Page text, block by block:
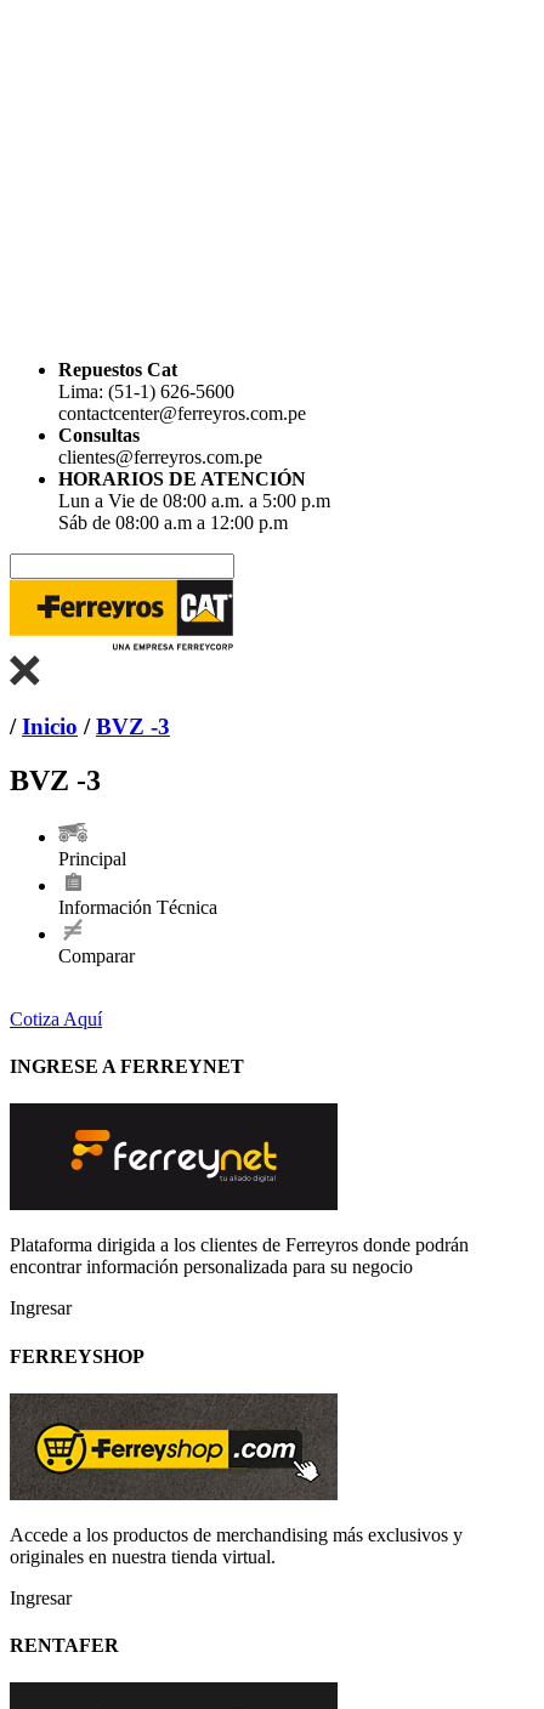
Repuestos Cat
Lima: (51-1) 626-5600
contactcenter@ferreyros.com.pe
Consultas
clientes@ferreyros.com.pe
HORARIOS DE ATENCIÓN
Lun a Vie de 08:00 a.m. a 5:00 p.m
Sáb de 08:00 a.m a 12:00 p.m
/Inicio /BVZ -3
BVZ -3
Principal
Información Técnica
Comparar
Cotiza Aquí
INGRESE A FERREYNET
Plataforma dirigida a los clientes de Ferreyros donde podrán
encontrar información personalizada para su negocio
Ingresar
FERREYSHOP
Accede a los productos de merchandising más exclusivos y
originales en nuestra tienda virtual.
Ingresar
RENTAFER